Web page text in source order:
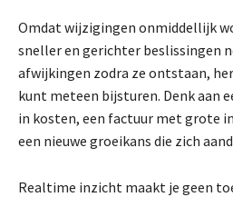
Omdat wijzigingen onmiddellijk
sneller en gerichter beslissingen
afwijkingen zodra ze ontstaan,
kunt meteen bijsturen. Denk aan
in kosten, een factuur met grote
een nieuwe groeikans die zich
Realtime inzicht maakt je geen